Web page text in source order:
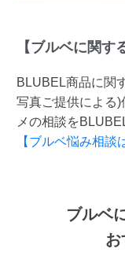
【ブルベに関す
BLUBEL商品に関
写真ご提供による
メの相談を
【ブルベ悩み相談
ブルベ
お